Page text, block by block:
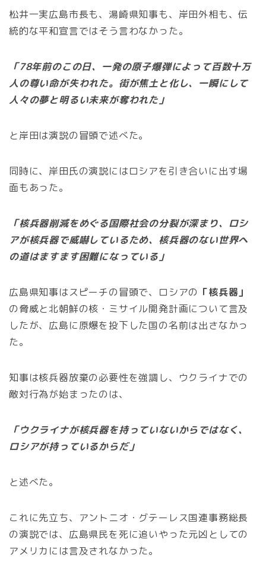
松井一実広島市長も、湯崎県知事も、岸田外相も、伝
統的な平和宣言ではそう言わなかった。
「78年前のこの日、一発の原子爆弾によって百数十万
人の尊い命が失われた。街が焦土と化し、一瞬にして
人々の夢と明るい未来が奪われた」
と岸田は演説の冒頭で述べた。
同時に、岸田氏の演説にはロシアを引き合いに出す場
面もあった。
「核兵器削減をめぐる国際社会の分裂が深まり、ロシ
アが核兵器で威嚇しているため、核兵器のない世界へ
の道はますます困難になっている」
広島県知事はスピーチの冒頭で、ロシアの 「核兵器」
の脅威と北朝鮮の核・ミサイル開発計画について言及
したが、広島に原爆を投下した国の名前は出さなかっ
た。
知事は核兵器放棄の必要性を強調し、ウクライナでの
敵対行為が始まったのは、
「ウクライナが核兵器を持っていないからではなく、
ロシアが持っているからだ」
と述べた。
これに先立ち、アントニオ・グテーレス国連事務総長
の演説では、広島県民を死に追いやった元凶としての
アメリカには言及されなかった。